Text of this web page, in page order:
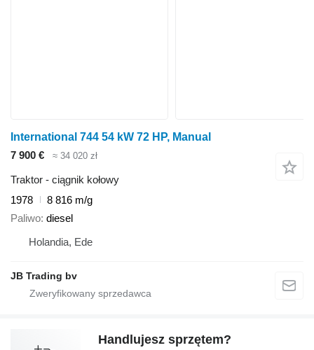
International 744 54 kW 72 HP, Manual
7 900 €
≈ 34 020 zł
Traktor - ciągnik kołowy
1978
8 816 m/g
Paliwo diesel
Holandia, Ede
JB Trading bv
Handlujesz sprzętem?